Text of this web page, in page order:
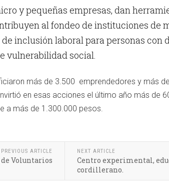
y pequeñas empresas, dan
al fondeo de instituciones de
inclusión laboral para personas con
vulnerabilidad social.
más de 3.500 emprendedores y más
en esas acciones el último año más de
a más de 1.300.000 pesos.
PREVIOUS ARTICLE
Voluntarios
NEXT ARTICLE
Centro experimental,
cordillerano.